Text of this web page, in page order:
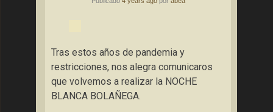
Tras estos años de pandemia y
restricciones, nos alegra comunicaros
que volvemos a realizar la NOCHE
BLANCA BOLAÑEGA.